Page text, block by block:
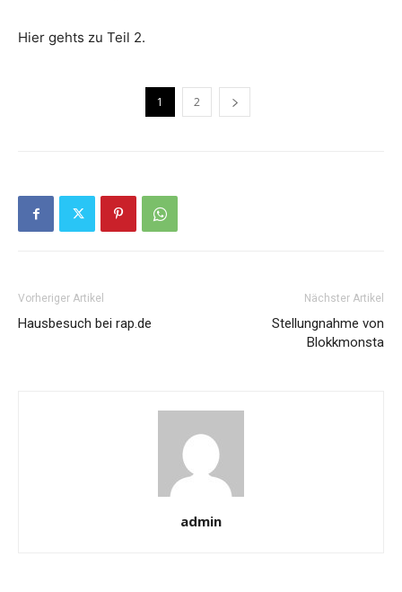
Hier gehts zu Teil 2.
1 2
Vorheriger Artikel
Hausbesuch bei rap.de
Nächster Artikel
Stellungnahme von
Blokkmonsta
admin